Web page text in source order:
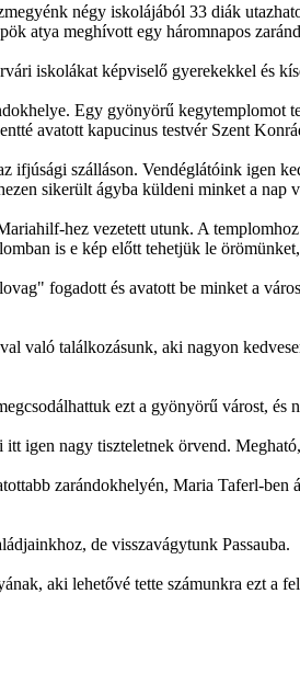
négy iskolájából 33 diák
atya meghívott egy háromnapos
iskolákat képviselő gyerekekkel és
Egy gyönyörű kegytemplomot
avatott kapucinus testvér Szent
szálláson. Vendéglátóink igen
sikerült ágyba küldeni minket a nap
hez vezetett utunk. A
is e kép előtt tehetjük le
fogadott és avatott be minket a
való találkozásunk, aki nagyon
ezt a gyönyörű várost, és
igen nagy tiszteletnek örvend.
zarándokhelyén, Maria Taferl-
de visszavágytunk Passauba.
aki lehetővé tette számunkra ezt a